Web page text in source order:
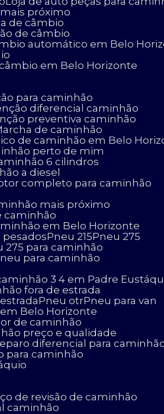
próximo
de câmbio
de câmbio
automático em Belo
câmbio em Belo Horizonte
para caminhão
diferencial caminhão
preventiva caminhão
Marcha de caminhão
de caminhão em Belo
perto de mim
6 cilindros
a diesel
completo para caminhão
mais próximo
caminhão
em Belo Horizonte
pesados Pneu 215
Pneu 275
275 para caminhão
Pneu para caminhão
3 4 em Padre
fora de estrada
Pneu otr
Pneu para van
em Belo Horizonte
de caminhão
preço e qualidade
Reparo diferencial para
para caminhão
de revisão de caminhão
caminhão